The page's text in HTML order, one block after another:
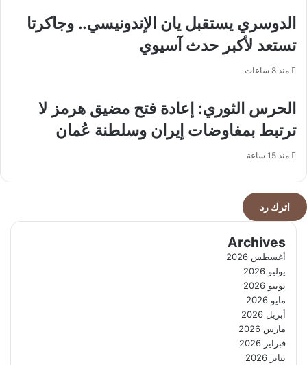
الدوسري يستقبل يان الإندونيسي.. وجاكرتا
تستعد لأكبر حدث آسيوي
منذ 8 ساعات
الحرس الثوري: إعادة فتح مضيق هرمز لا
ترتبط بمفاوضات إيران وسلطنة عُمان
منذ 15 ساعة
اترك رد
Archives
أغسطس 2026
يوليو 2026
يونيو 2026
مايو 2026
أبريل 2026
مارس 2026
فبراير 2026
يناير 2026